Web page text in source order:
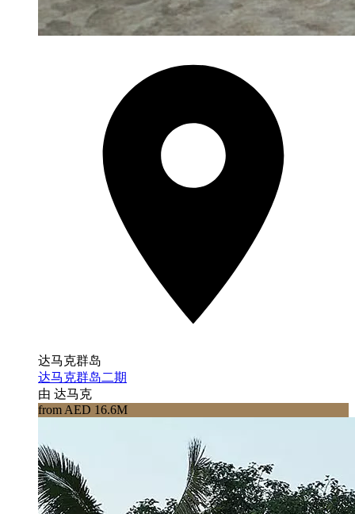
达马克群岛
达马克群岛二期
由 达马克
from AED 16.6M